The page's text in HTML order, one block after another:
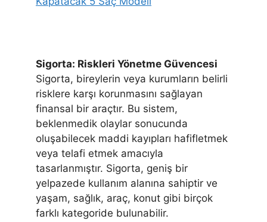
Sigorta: Riskleri Yönetme Güvencesi
Sigorta, bireylerin veya kurumların belirli
risklere karşı korunmasını sağlayan
finansal bir araçtır. Bu sistem,
beklenmedik olaylar sonucunda
oluşabilecek maddi kayıpları hafifletmek
veya telafi etmek amacıyla
tasarlanmıştır. Sigorta, geniş bir
yelpazede kullanım alanına sahiptir ve
yaşam, sağlık, araç, konut gibi birçok
farklı kategoride bulunabilir.